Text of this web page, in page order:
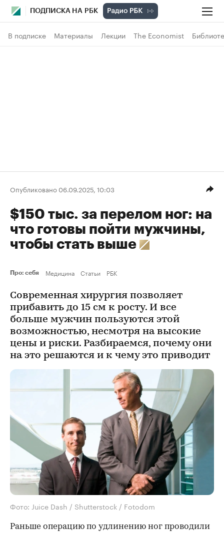
ПОДПИСКА НА РБК
В подписке Материалы Лекции The Economist
Опубликовано 06.09.2025, 10:03
$150 тыс. за перелом ног: на
что готовы пойти мужчины,
чтобы стать выше
Про: себя Медицина Статьи РБК
Современная хирургия позволяет
прибавить до 15 см к росту. И все
больше мужчин пользуются этой
возможностью, несмотря на высокие
цены и риски. Разбираемся, почему они
на это решаются и к чему это приводит
Фото: Juice Dash / Shutterstock / Fotodom
Раньше операцию по удлинению ног проводили